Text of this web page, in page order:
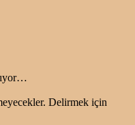
Delirmek için